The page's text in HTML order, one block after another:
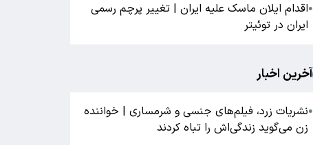
●اقدام ایلان ماسک علیه ایران | تغییر پرچم رسمی
ایران در توئیتر
آخرین اخبار
●نشریات زرد، فیلم‌های جنسی و شرمساری | خواننده
زن می‌گوید زندگی‌اش را تباه کردند